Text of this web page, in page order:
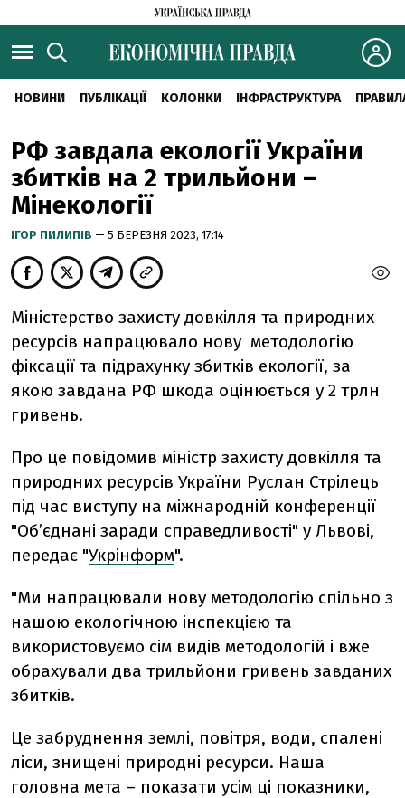
НОВИНИ ПУБЛІКАЦІЇ КОЛОНКИ ІНФРАСТРУКТУРА
РФ завдала екології України
збитків на 2 трильйони –
Мінекології
ІГОР ПИЛИПІВ — 5 БЕРЕЗНЯ 2023, 17:14
Міністерство захисту довкілля та природних
ресурсів напрацювало нову методологію
фіксації та підрахунку збитків екології, за
якою завдана РФ шкода оцінюється у 2 трлн
гривень.
Про це повідомив міністр захисту довкілля та
природних ресурсів України Руслан Стрілець
під час виступу на міжнародній конференції
"Об’єднані заради справедливості" у Львові,
передає "Укрінформ".
"Ми напрацювали нову методологію спільно з
нашою екологічною інспекцією та
використовуємо сім видів методологій і вже
обрахували два трильйони гривень завданих
збитків.
Це забруднення землі, повітря, води, спалені
ліси, знищені природні ресурси. Наша
головна мета – показати усім ці показники,